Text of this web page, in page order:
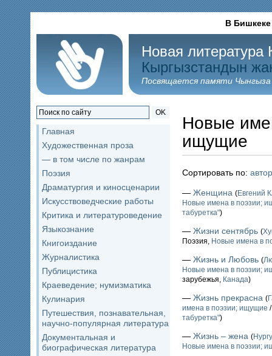
В Бишкеке
Новая литература
Кыргызстандын
Посвящается памяти
OK
Главная
Художественная проза
— в том числе по жанрам
Поэзия
Драматургия и киносценарии
Искусствоведческие работы
Критика и литературоведение
Языкознание
Книгоиздание
Журналистика
Публицистика
Краеведение; нумизматика
Кулинария
Путешествия, познавательная,
научно-популярная литература
Документальная и
биографическая литература
Новые
ищущие
Сортировать по:
— Женщина (Евгений
Новые имена в поэзии;
табуретка")
— Жизни сентябрь (
Поэзия, Новые имена в
— Жизнь и Любовь (
Новые имена в поэзии;
зарубежья, Канада)
— Жизнь прекрасна (
имена в поэзии; ищущие
табуретка")
— Жизнь – жена (
Новые имена в поэзии;